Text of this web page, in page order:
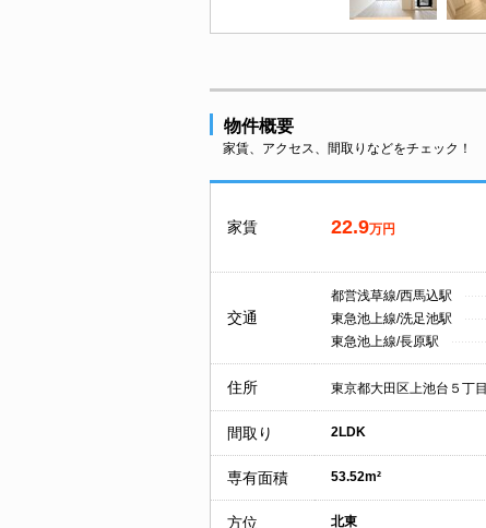
物件概要
家賃、アクセス、間取りなどをチェック！
家賃 22.9万円
交通
都営浅草線/西馬込駅
東急池上線/洗足池駅
東急池上線/長原駅
住所 東京都大田区上池台５丁目
間取り 2LDK
専有面積 53.52m²
方位 北東